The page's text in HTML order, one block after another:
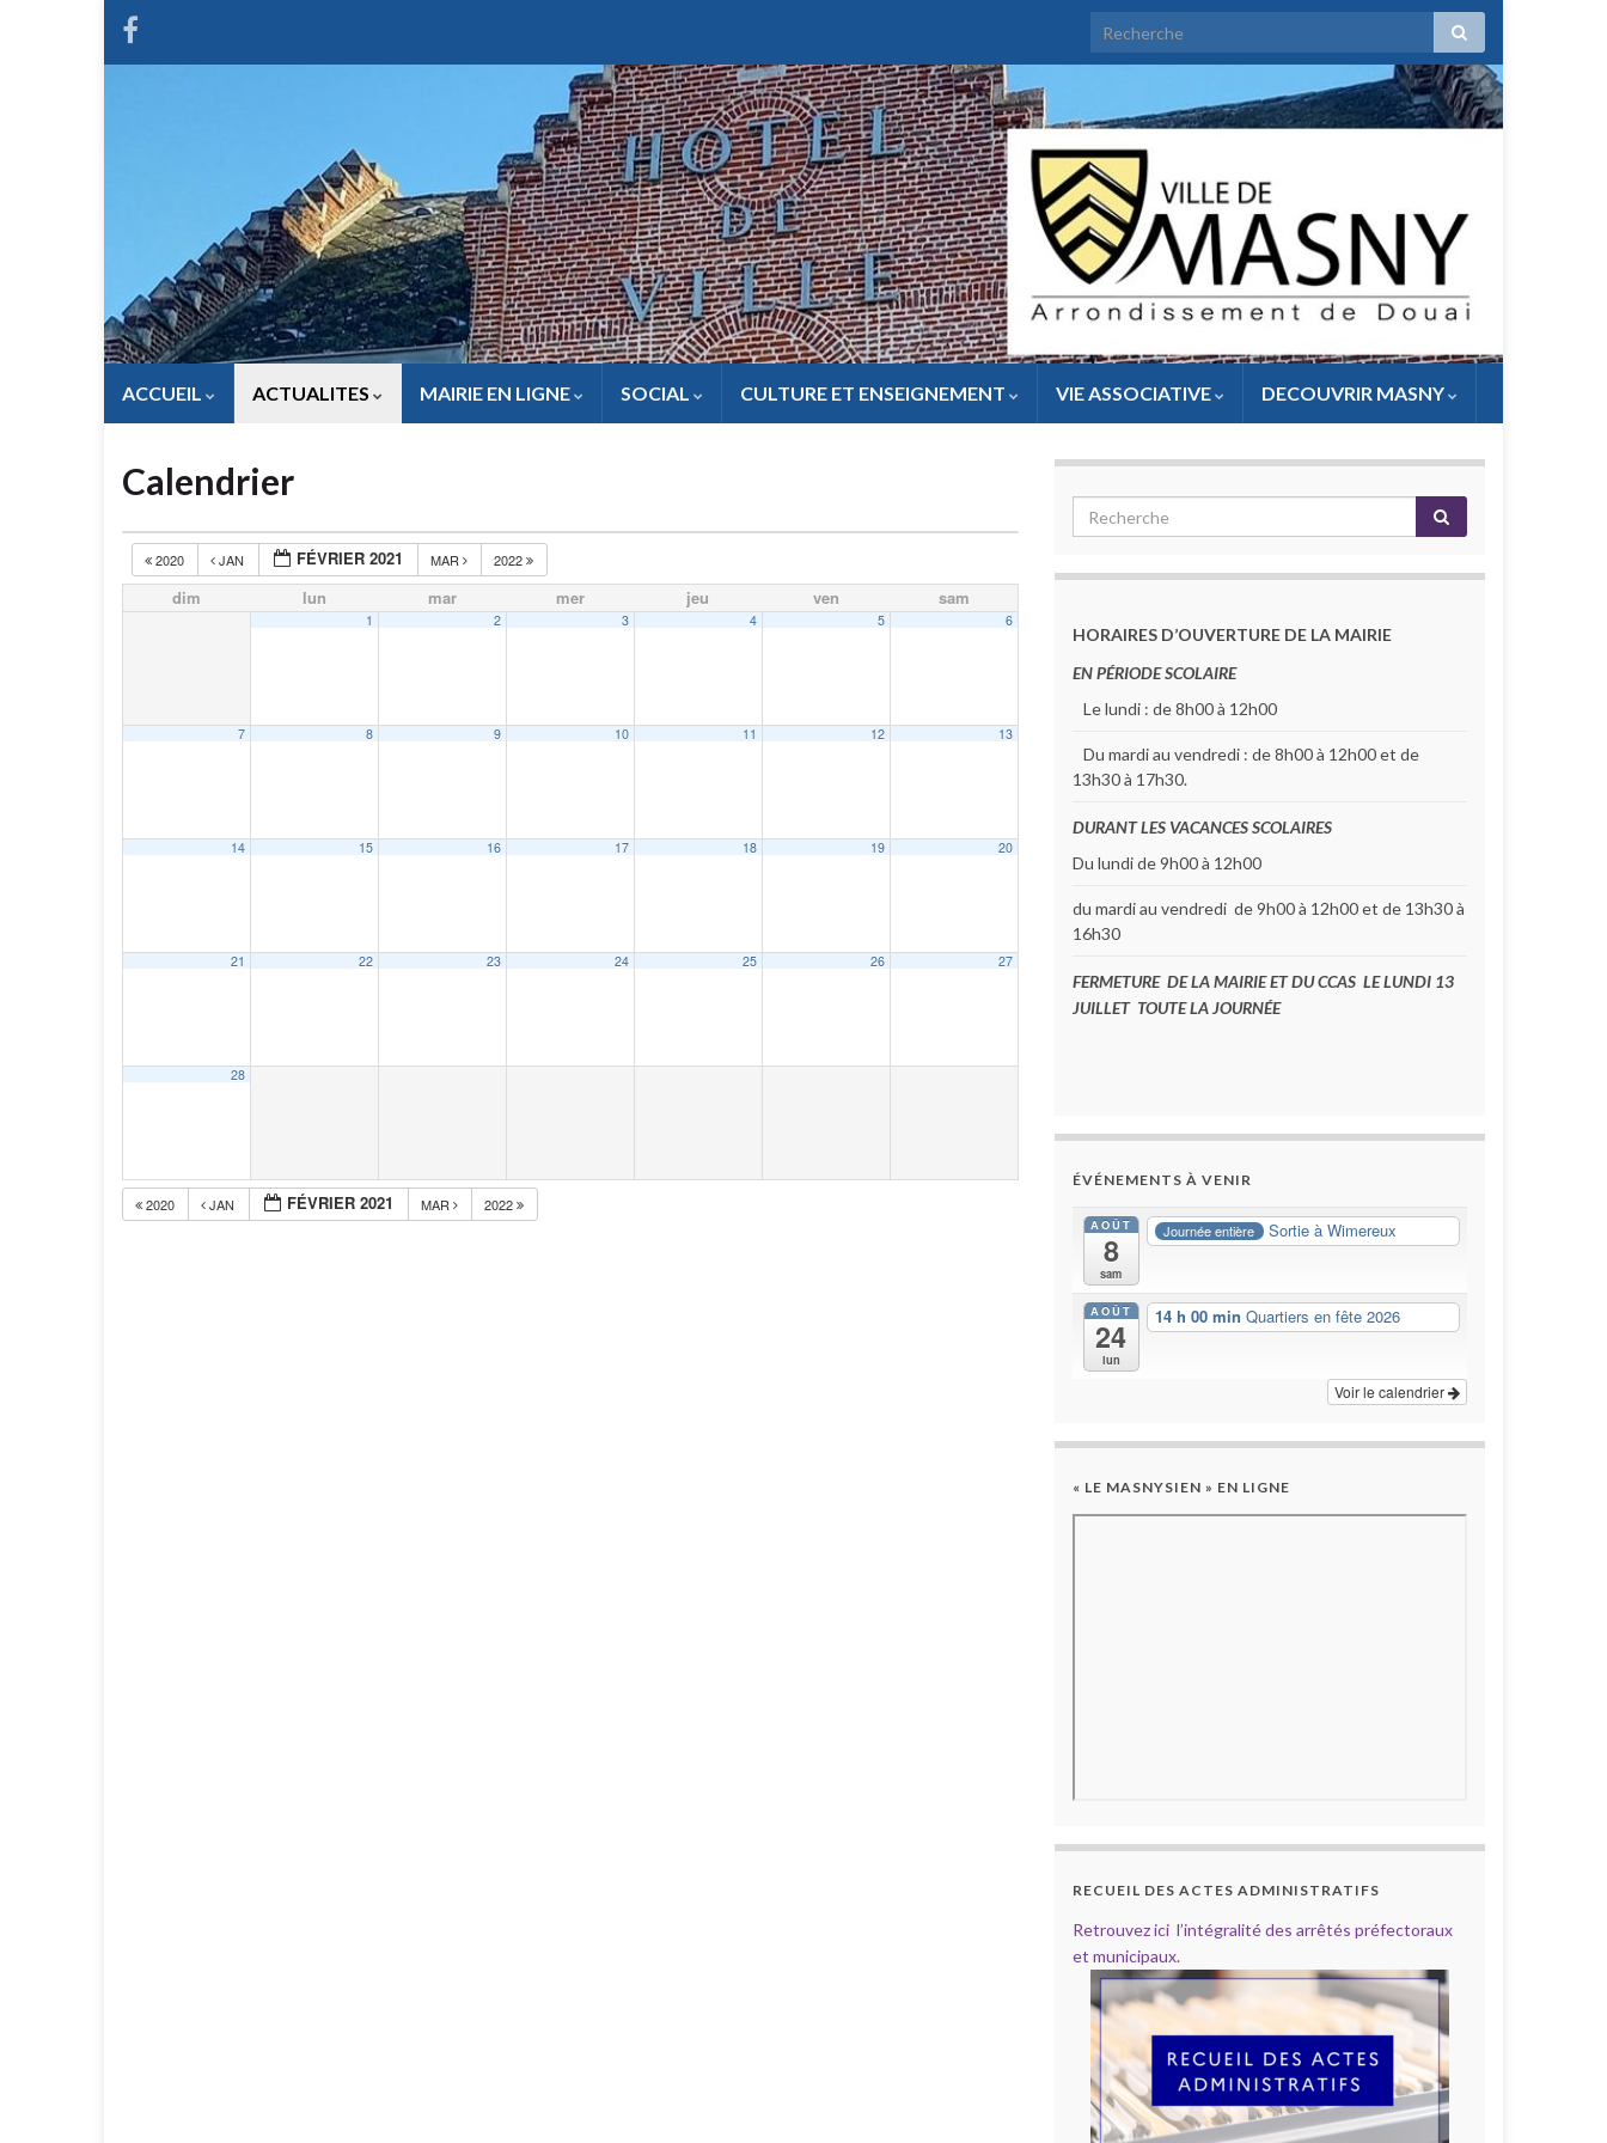
ACCUEIL ACTUALITES MAIRIE EN LIGNE SOCIAL CULTURE ET ENSEIGNEMENT VIE ASSOCIATIVE DECOUVRIR MASNY
Calendrier
2020 JAN FÉVRIER 2021 MAR 2022
dim lun mar mer jeu ven sam
1 2 3 4 5 6
7 8 9 10 11 12 13
14 15 16 17 18 19 20
21 22 23 24 25 26 27
28
2020 JAN FÉVRIER 2021 MAR 2022
HORAIRES D’OUVERTURE DE LA MAIRIE
EN PÉRIODE SCOLAIRE
Le lundi : de 8h00 à 12h00
Du mardi au vendredi : de 8h00 à 12h00 et de
13h30 à 17h30.
DURANT LES VACANCES SCOLAIRES
Du lundi de 9h00 à 12h00
du mardi au vendredi de 9h00 à 12h00 et de 13h30 à
16h30
FERMETURE DE LA MAIRIE ET DU CCAS LE LUNDI 13
JUILLET TOUTE LA JOURNÉE
ÉVÉNEMENTS À VENIR
AOÛT
8
sam
Journée entière Sortie à Wimereux
AOÛT
24
lun
14 h 00 min Quartiers en fête 2026
Voir le calendrier
« LE MASNYSIEN » EN LIGNE
RECUEIL DES ACTES ADMINISTRATIFS
Retrouvez ici l’intégralité des arrêtés préfectoraux
et municipaux.